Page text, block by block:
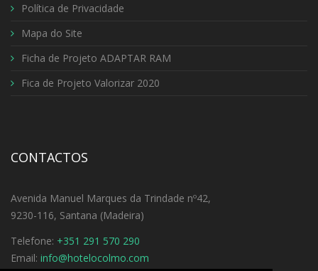
Política de Privacidade
Mapa do Site
Ficha de Projeto ADAPTAR RAM
Fica de Projeto Valorizar 2020
CONTACTOS
Avenida Manuel Marques da Trindade nº42,
9230-116, Santana (Madeira)
Telefone: +351 291 570 290
Email: info@hotelocolmo.com